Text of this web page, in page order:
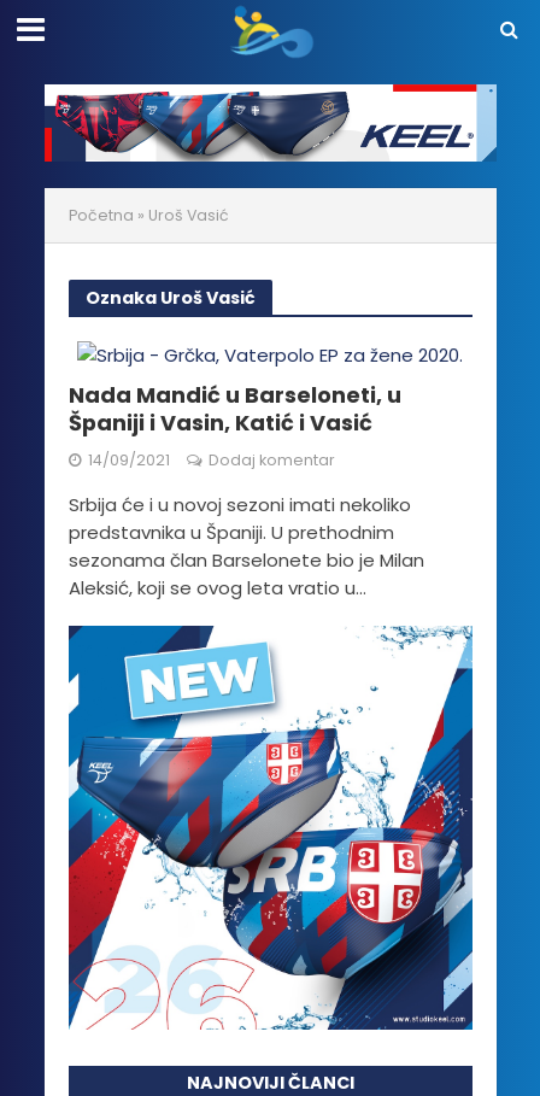
Početna » Uroš Vasić
Oznaka Uroš Vasić
Nada Mandić u Barseloneti, u
Španiji i Vasin, Katić i Vasić
14/09/2021 Dodaj komentar
Srbija će i u novoj sezoni imati nekoliko
predstavnika u Španiji. U prethodnim
sezonama član Barselonete bio je Milan
Aleksić, koji se ovog leta vratio u...
NAJNOVIJI ČLANCI